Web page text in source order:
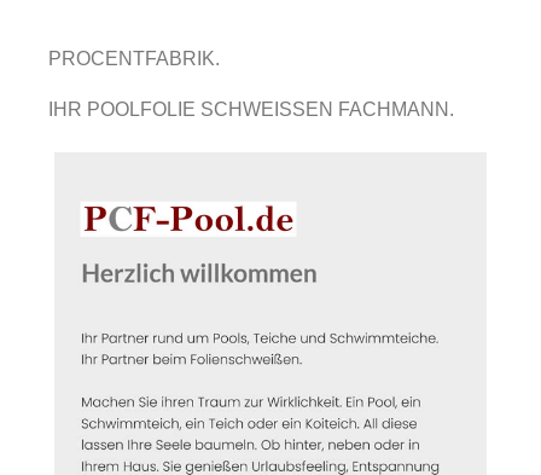
PROCENTFABRIK.
IHR POOLFOLIE SCHWEISSEN FACHMANN.